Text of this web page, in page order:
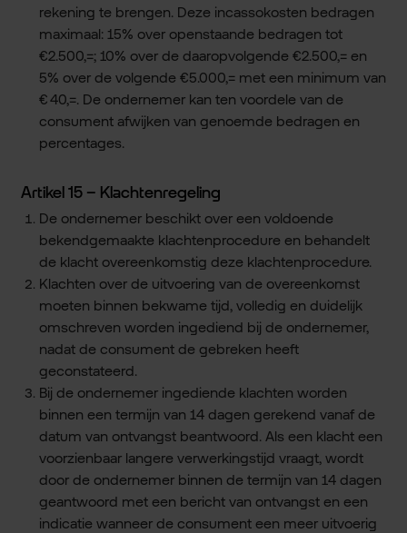
rekening te brengen. Deze incassokosten bedragen
maximaal: 15% over openstaande bedragen tot
€2.500,=; 10% over de daaropvolgende €2.500,= en
5% over de volgende €5.000,= met een minimum van
€ 40,=. De ondernemer kan ten voordele van de
consument afwijken van genoemde bedragen en
percentages.
Artikel 15 – Klachtenregeling
De ondernemer beschikt over een voldoende
bekendgemaakte klachtenprocedure en behandelt
de klacht overeenkomstig deze klachtenprocedure.
Klachten over de uitvoering van de overeenkomst
moeten binnen bekwame tijd, volledig en duidelijk
omschreven worden ingediend bij de ondernemer,
nadat de consument de gebreken heeft
geconstateerd.
Bij de ondernemer ingediende klachten worden
binnen een termijn van 14 dagen gerekend vanaf de
datum van ontvangst beantwoord. Als een klacht een
voorzienbaar langere verwerkingstijd vraagt, wordt
door de ondernemer binnen de termijn van 14 dagen
geantwoord met een bericht van ontvangst en een
indicatie wanneer de consument een meer uitvoerig